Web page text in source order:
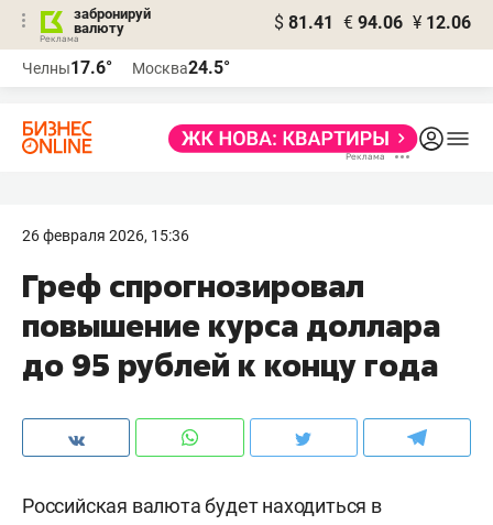
забронируй
валюту
$ 81.41 € 94.06 ¥ 12.06
Челны17.6° Москва24.5°
26 февраля 2026, 15:36
Греф спрогнозировал
повышение курса доллара
до 95 рублей к концу года
Российская валюта будет находиться в